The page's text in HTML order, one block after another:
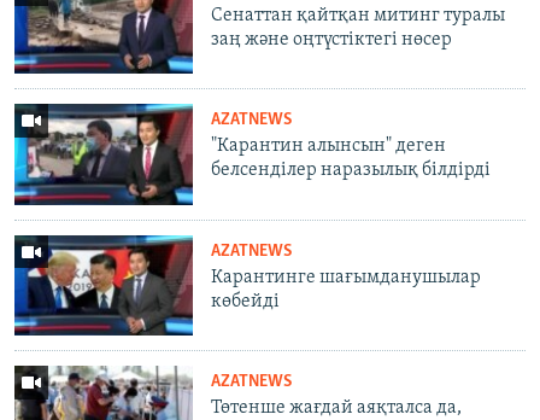
Сенаттан қайтқан митинг туралы
заң және оңтүстіктегі нөсер
AZATNEWS
"Карантин алынсын" деген
белсенділер наразылық білдірді
AZATNEWS
Карантинге шағымданушылар
көбейді
AZATNEWS
Төтенше жағдай аяқталса да,